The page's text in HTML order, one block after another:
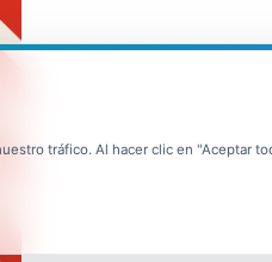
tráfico. Al hacer clic en "Aceptar